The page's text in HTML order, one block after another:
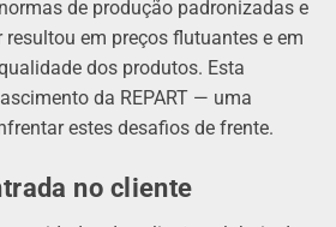
de produção padronizadas e
em preços flutuantes e em
dos produtos. Esta
da REPART — uma
estes desafios de frente.
no cliente